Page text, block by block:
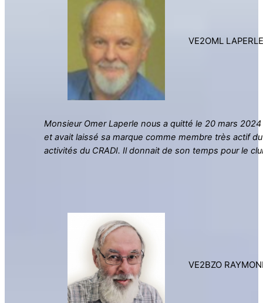
VE2OML
Monsieur Omer Laperle nous a quitté le 20 mars
et avait laissé sa marque comme membre très actif
activités du CRADI. Il donnait de son temps pour le
VE2BZO